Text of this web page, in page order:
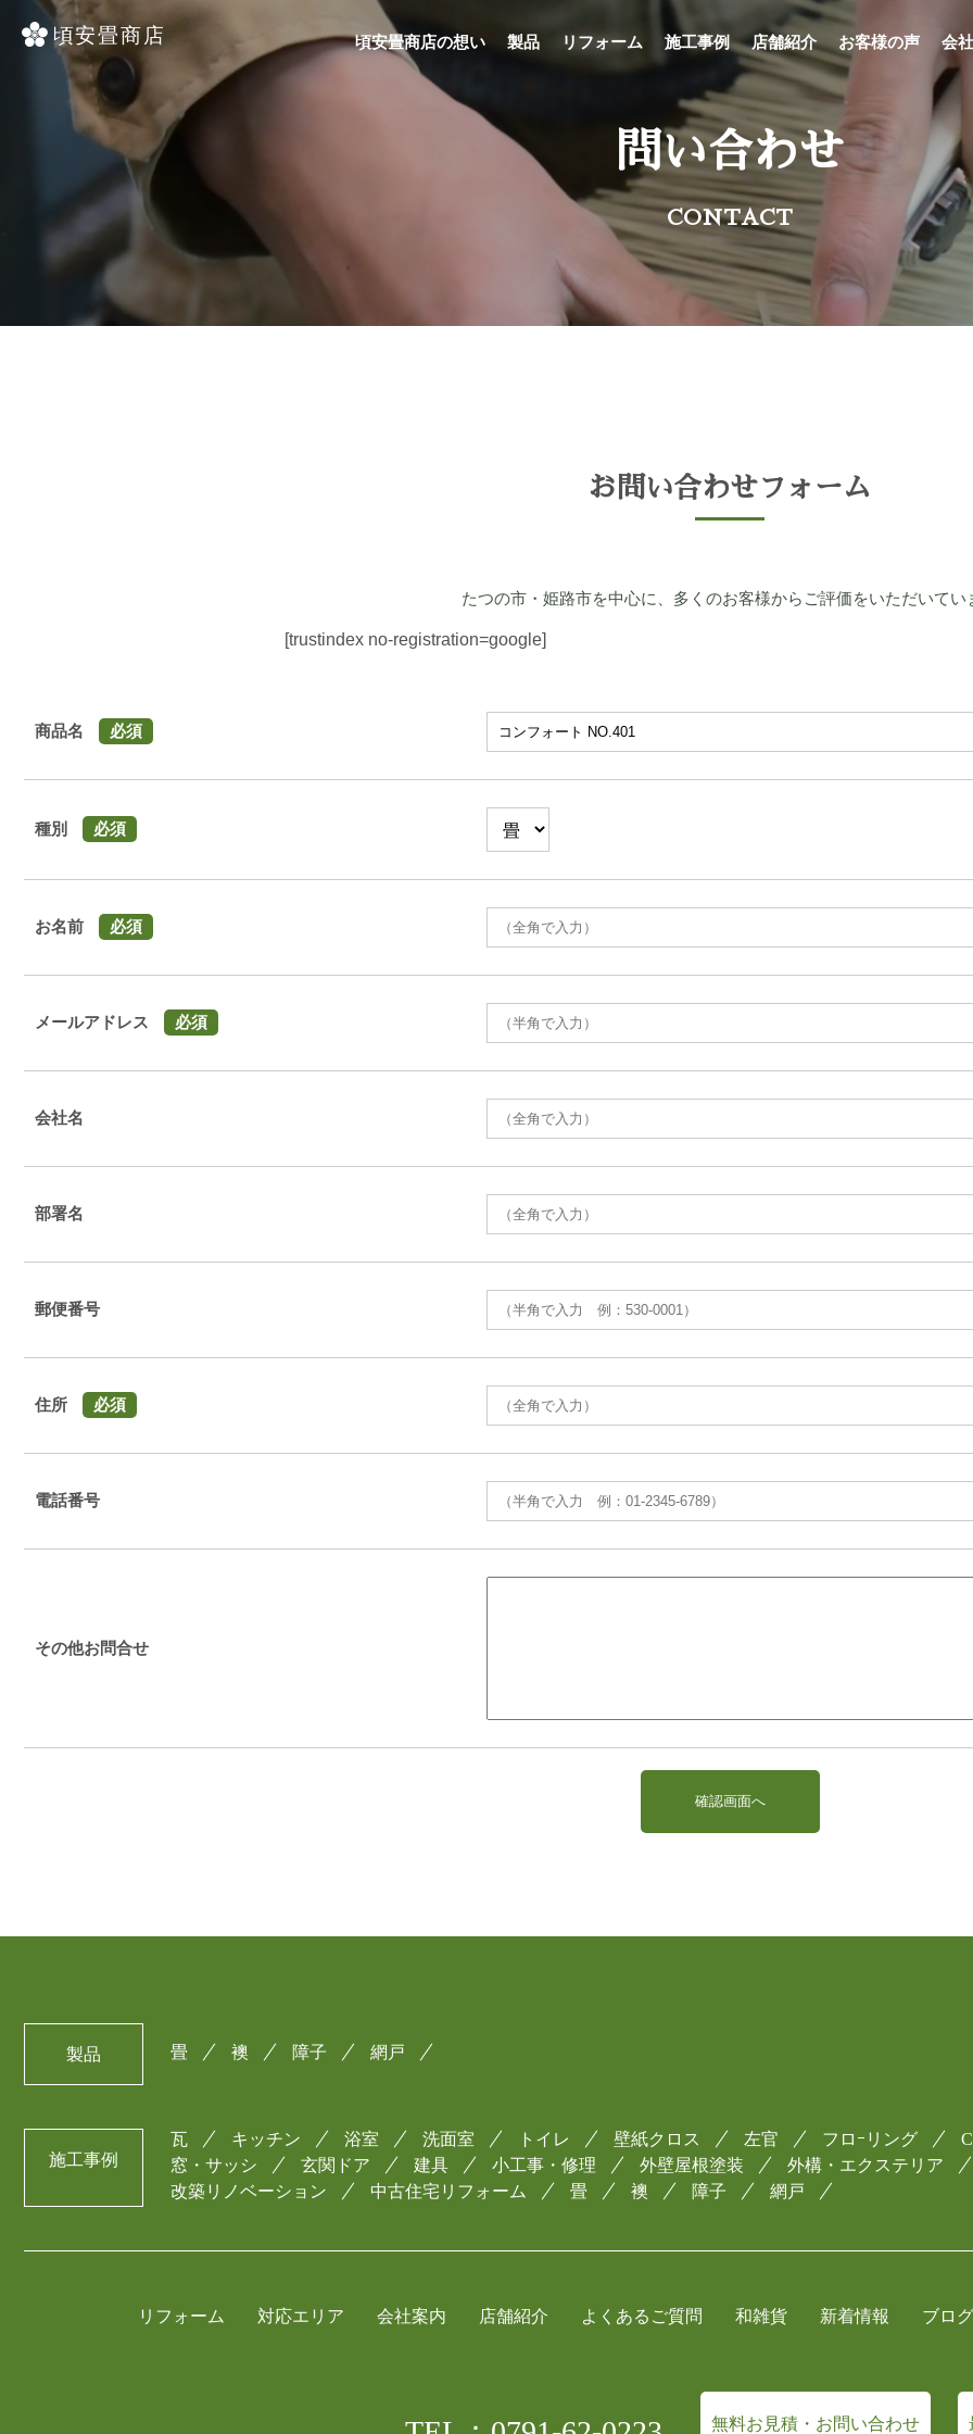
頃安畳商店の想い 製品 リフォーム 施工事例 店舗紹介 お客様の声 会
問い合わせ
CONTACT
お問い合わせフォーム
たつの市・姫路市を中心に、多くのお客様からご評価をいただいてい
[trustindex no-registration=google]
商品名 必須
種別 必須
お名前 必須
メールアドレス 必須
会社名
部署名
郵便番号
住所 必須
電話番号
その他お問合せ
製品 畳 襖 障子 網戸
施工事例
瓦 キッチン 浴室 洗面室 トイレ 壁紙クロス 左官 フロｰリング
窓・サッシ
玄関ドア 建具 小工事・修理 外壁屋根塗装
外構・エクステリア
改築リノベーション
中古住宅リフォーム 畳 襖 障子 網戸
リフォーム 対応エリア 会社案内 店舗紹介 よくあるご質問 和雑貨 新着情報 ブログ
無料お見積・お問い合わせ